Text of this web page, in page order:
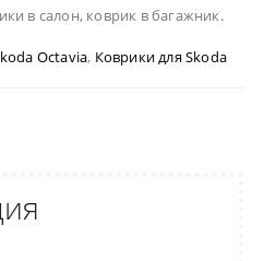
в салон, коврик в багажник.
Octavia, Коврики для Skoda